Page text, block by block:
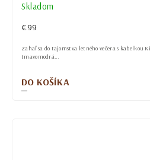
Skladom
€99
DO KOŠÍKA
Zahaľ sa do tajomstva letného večera s kabelkou
tmavomodrá...